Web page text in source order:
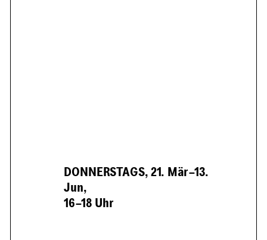
DONNERSTAGS, 21. Mär–13.
Jun,
16–18 Uhr